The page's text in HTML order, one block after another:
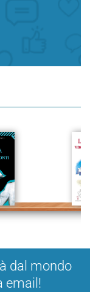
dal mondo
email!